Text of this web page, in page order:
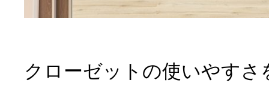
クローゼットの使いやすさ